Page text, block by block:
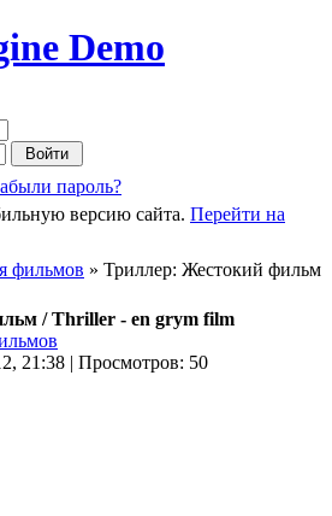
Demo
пароль?
версию сайта. Перейти на
фильмов » Триллер: Жестокий фильм
/ Thriller - en grym film
21:38 | Просмотров: 50